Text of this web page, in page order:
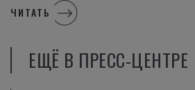
ЧИТАТЬ
EЩЁ В ПРЕСС-ЦЕНТРЕ